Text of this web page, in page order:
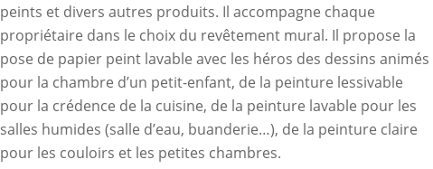
peints et divers autres produits. Il accompagne chaque
propriétaire dans le choix du revêtement mural. Il propose la
pose de papier peint lavable avec les héros des dessins animés
pour la chambre d’un petit-enfant, de la peinture lessivable
pour la crédence de la cuisine, de la peinture lavable pour les
salles humides (salle d’eau, buanderie…), de la peinture claire
pour les couloirs et les petites chambres.